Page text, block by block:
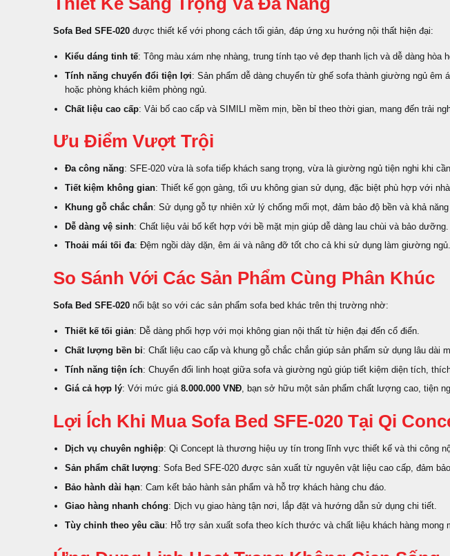
Sofa Bed SFE-020 được thiết kế với phong cách tối giản, đáp ứng xu hướng nội thất hiện đại:
Kiểu dáng tinh tế: Tông màu xám nhẹ nhàng, trung tính tạo vẻ đẹp thanh lịch và dễ dàng hòa
Tính năng chuyển đổi tiện lợi: Sản phẩm dễ dàng chuyển từ ghế sofa thành giường ngủ
hoặc phòng khách kiêm phòng ngủ.
Chất liệu cao cấp: Vải bố cao cấp và SIMILI mềm mịn, bền bỉ theo thời gian, mang đến trải
Ưu Điểm Vượt Trội
Đa công năng: SFE-020 vừa là sofa tiếp khách sang trọng, vừa là giường ngủ tiện nghi khi
Tiết kiệm không gian: Thiết kế gọn gàng, tối ưu không gian sử dụng, đặc biệt phù hợp với
Khung gỗ chắc chắn: Sử dụng gỗ tự nhiên xử lý chống mối mọt, đảm bảo độ bền và khả
Dễ dàng vệ sinh: Chất liệu vải bố kết hợp với bề mặt mịn giúp dễ dàng lau chùi và bảo dưỡng.
Thoải mái tối đa: Đệm ngồi dày dặn, êm ái và nâng đỡ tốt cho cả khi sử dụng làm giường ngủ.
So Sánh Với Các Sản Phẩm Cùng Phân Khúc
Sofa Bed SFE-020 nổi bật so với các sản phẩm sofa bed khác trên thị trường nhờ:
Thiết kế tối giản: Dễ dàng phối hợp với mọi không gian nội thất từ hiện đại đến cổ điển.
Chất lượng bền bỉ: Chất liệu cao cấp và khung gỗ chắc chắn giúp sản phẩm sử dụng lâu dài
Tính năng tiện ích: Chuyển đổi linh hoạt giữa sofa và giường ngủ giúp tiết kiệm diện tích,
Giá cả hợp lý: Với mức giá 8.000.000 VNĐ, bạn sở hữu một sản phẩm chất lượng cao, tiện
Lợi Ích Khi Mua Sofa Bed SFE-020 Tại Qi
Dịch vụ chuyên nghiệp: Qi Concept là thương hiệu uy tín trong lĩnh vực thiết kế và thi công
Sản phẩm chất lượng: Sofa Bed SFE-020 được sản xuất từ nguyên vật liệu cao cấp, đảm
Bảo hành dài hạn: Cam kết bảo hành sản phẩm và hỗ trợ khách hàng chu đáo.
Giao hàng nhanh chóng: Dịch vụ giao hàng tận nơi, lắp đặt và hướng dẫn sử dụng chi tiết.
Tùy chỉnh theo yêu cầu: Hỗ trợ sản xuất sofa theo kích thước và chất liệu khách hàng mong